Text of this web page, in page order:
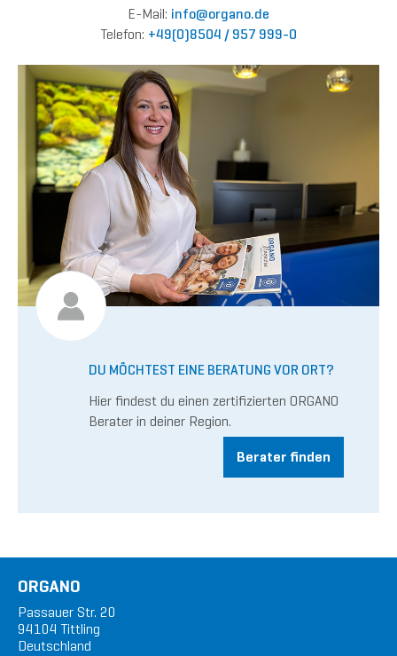
E-Mail: info@organo.de
Telefon: +49(0)8504 / 957 999-0
DU MÖCHTEST EINE BERATUNG VOR ORT?
Hier findest du einen zertifizierten ORGANO
Berater in deiner Region.
Berater finden
ORGANO
Passauer Str. 20
94104 Tittling
Deutschland